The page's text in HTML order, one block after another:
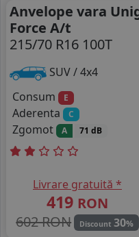
Anvelope vara
Force A/t
215/70 R16 100T
SUV / 4x4
Consum
E
Aderenta C
Zgomot A 71 dB
Livrare gratuită *
419 RON
602 RON
Discount 30%